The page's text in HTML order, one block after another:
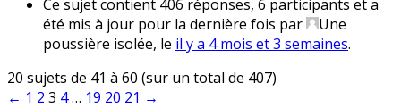
Ce sujet contient 406 réponses, 6 participants et a
été mis à jour pour la dernière fois par
Une
poussière isolée, le il y a 4 mois et 3 semaines.
20 sujets de 41 à 60 (sur un total de 407)
← 1 2 3 4… 19 20 21 →